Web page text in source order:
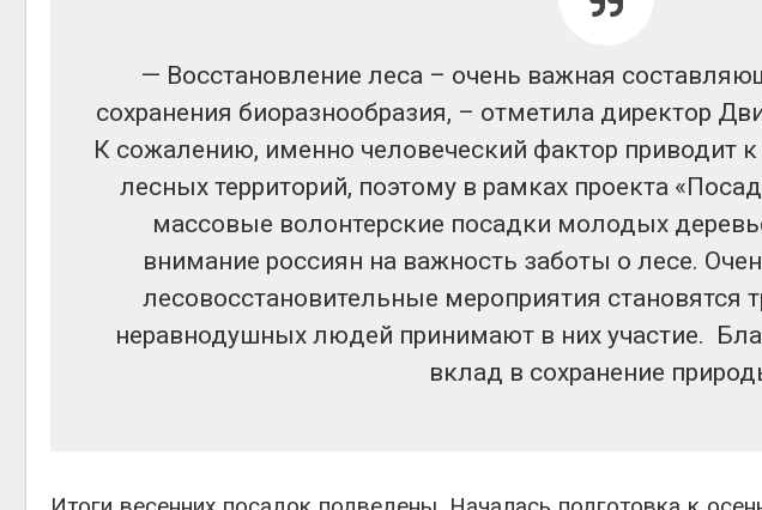
— Восстановление леса – очень важная
сохранения биоразнообразия, – отметила директор
К сожалению, именно человеческий фактор приводит
лесных территорий, поэтому в рамках проекта
массовые волонтерские посадки молодых
внимание россиян на важность заботы о лесе.
лесовосстановительные мероприятия
неравнодушных людей принимают в них участие.
вклад в сохранение